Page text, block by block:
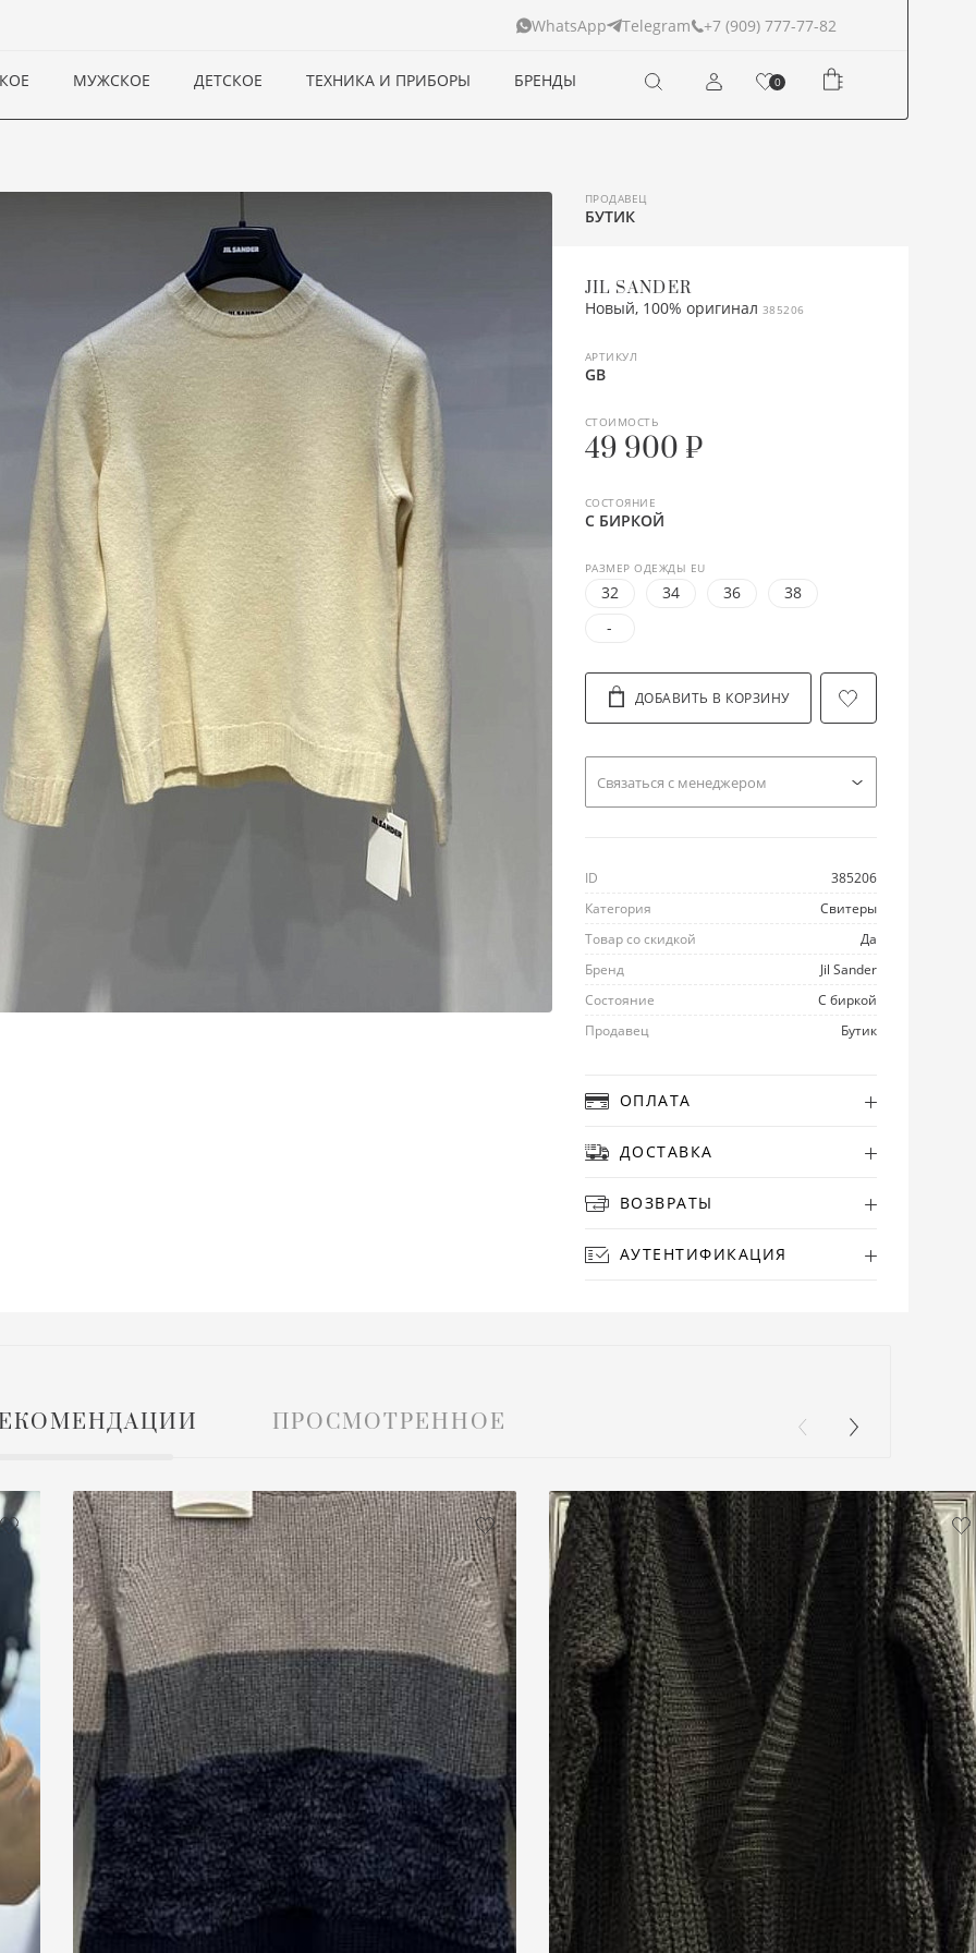
WhatsApp Telegram +7 (909) 777-77-82
МУЖСКОЕ ДЕТСКОЕ ТЕХНИКА И ПРИБОРЫ БРЕНДЫ 0
JIL SANDER
Новый, 100% оригинал 385206
ПРОДАВЕЦ
БУТИК
АРТИКУЛ
GB
СТОИМОСТЬ
49 900 ₽
СОСТОЯНИЕ
С БИРКОЙ
РАЗМЕР ОДЕЖДЫ EU
32 34 36
38
-
ДОБАВИТЬ В КОРЗИНУ
Cвязаться с менеджером
ID
385206
Категория
Свитеры
Товар со скидкой
Да
Бренд
Jil Sander
Состояние
С биркой
Продавец
Бутик
ОПЛАТА
ДОСТАВКА
ВОЗВРАТЫ
АУТЕНТИФИКАЦИЯ
ПРОСМОТРЕННОЕ